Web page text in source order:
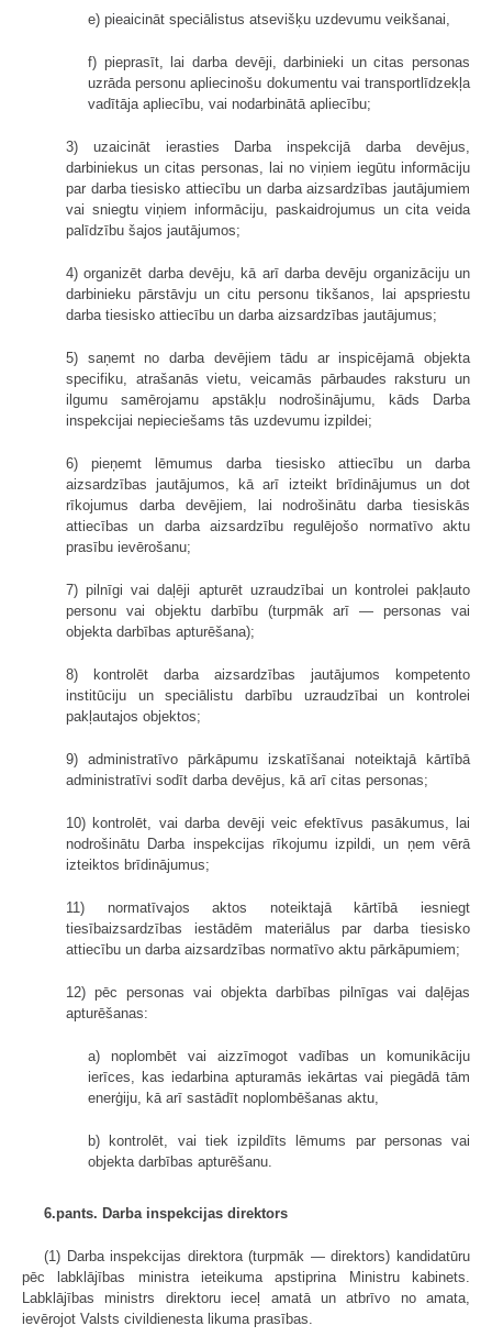
e) pieaicināt speciālistus atsevišķu uzdevumu veikšanai,
f) pieprasīt, lai darba devēji, darbinieki un citas personas
uzrāda personu apliecinošu dokumentu vai transportlīdzekļa
vadītāja apliecību, vai nodarbinātā apliecību;
3) uzaicināt ierasties Darba inspekcijā darba devējus,
darbiniekus un citas personas, lai no viņiem iegūtu informāciju
par darba tiesisko attiecību un darba aizsardzības jautājumiem
vai sniegtu viņiem informāciju, paskaidrojumus un cita veida
palīdzību šajos jautājumos;
4) organizēt darba devēju, kā arī darba devēju organizāciju un
darbinieku pārstāvju un citu personu tikšanos, lai apspriestu
darba tiesisko attiecību un darba aizsardzības jautājumus;
5) saņemt no darba devējiem tādu ar inspicējamā objekta
specifiku, atrašanās vietu, veicamās pārbaudes raksturu un
ilgumu samērojamu apstākļu nodrošinājumu, kāds Darba
inspekcijai nepieciešams tās uzdevumu izpildei;
6) pieņemt lēmumus darba tiesisko attiecību un darba
aizsardzības jautājumos, kā arī izteikt brīdinājumus un dot
rīkojumus darba devējiem, lai nodrošinātu darba tiesiskās
attiecības un darba aizsardzību regulējošo normatīvo aktu
prasību ievērošanu;
7) pilnīgi vai daļēji apturēt uzraudzībai un kontrolei pakļauto
personu vai objektu darbību (turpmāk arī — personas vai
objekta darbības apturēšana);
8) kontrolēt darba aizsardzības jautājumos kompetento
institūciju un speciālistu darbību uzraudzībai un kontrolei
pakļautajos objektos;
9) administratīvo pārkāpumu izskatīšanai noteiktajā kārtībā
administratīvi sodīt darba devējus, kā arī citas personas;
10) kontrolēt, vai darba devēji veic efektīvus pasākumus, lai
nodrošinātu Darba inspekcijas rīkojumu izpildi, un ņem vērā
izteiktos brīdinājumus;
11) normatīvajos aktos noteiktajā kārtībā iesniegt
tiesībaizsardzības iestādēm materiālus par darba tiesisko
attiecību un darba aizsardzības normatīvo aktu pārkāpumiem;
12) pēc personas vai objekta darbības pilnīgas vai daļējas
apturēšanas:
a) noplombēt vai aizzīmogot vadības un komunikāciju
ierīces, kas iedarbina apturamās iekārtas vai piegādā tām
enerģiju, kā arī sastādīt noplombēšanas aktu,
b) kontrolēt, vai tiek izpildīts lēmums par personas vai
objekta darbības apturēšanu.
6.pants. Darba inspekcijas direktors
(1) Darba inspekcijas direktora (turpmāk — direktors) kandidatūru
pēc labklājības ministra ieteikuma apstiprina Ministru kabinets.
Labklājības ministrs direktoru ieceļ amatā un atbrīvo no amata,
ievērojot Valsts civildienesta likuma prasības.